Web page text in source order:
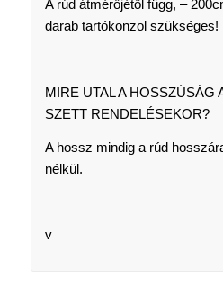
A rúd átmérőjétől függ, –
darab tartókonzol szükséges!
MIRE UTAL A HOSSZÚSÁG
SZETT RENDELÉSEKOR?
A hossz mindig a rúd
nélkül.
v